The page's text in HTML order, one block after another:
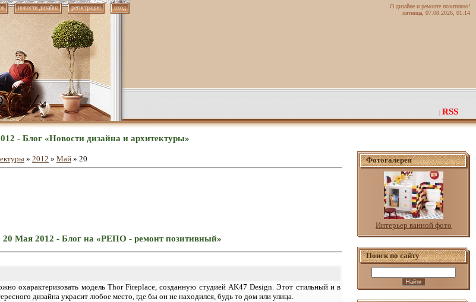
новости дизайна регистрация вход
О дизайне и ремонте позитивно!
пятница, 07.08.2026, 01:14
| RSS
- Блог «Новости дизайна и архитектуры»
» 2012 » Май » 20
20 Мая 2012 - Блог на «РЕПО - ремонт позитивный»
охарактеризовать модель Thor Fireplace, созданную студией AK47 Design. Этот стильный и в
дизайна украсит любое место, где бы он не находился, будь то дом или улица.
Фотогалерея
Интерьер ванной фото
Поиск по сайту